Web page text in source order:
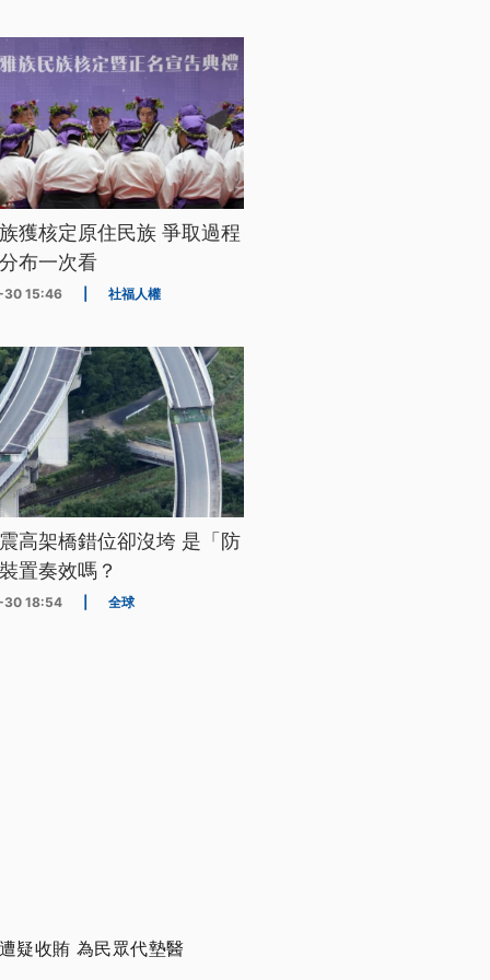
獲核定原住民族 爭取過程
布一次看
15:46 社福人權
高架橋錯位卻沒垮 是「防
置奏效嗎？
18:54 全球
疑收賄 為民眾代墊醫